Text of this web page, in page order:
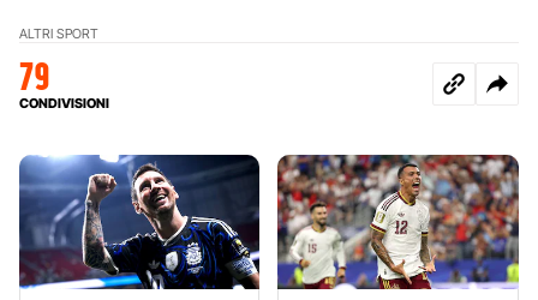
ALTRI SPORT
79
CONDIVISIONI